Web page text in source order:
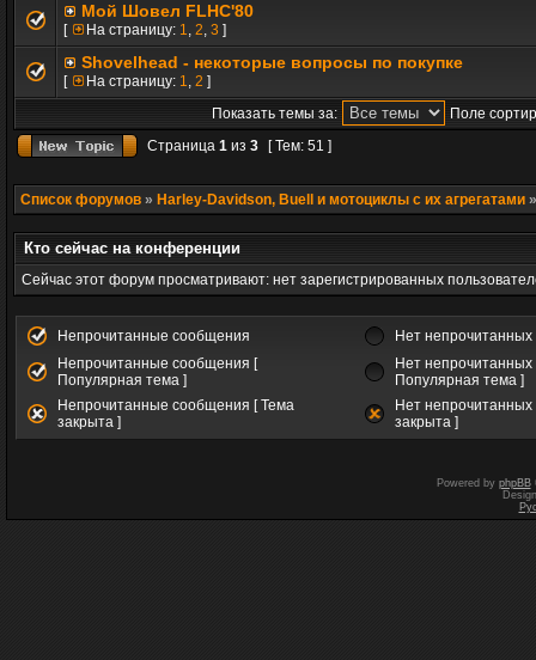
Мой Шовел FLHC'80
[ На страницу: 1, 2, 3 ]
Shovelhead - некоторые вопросы по покупке
[ На страницу: 1, 2 ]
Показать темы за:
Поле
Страница 1 из 3 [ Тем: 51 ]
Список форумов » Harley-Davidson, Buell и мотоциклы с их агрегатами
Кто сейчас на конференции
Сейчас этот форум просматривают: нет зарегистрированных
Непрочитанные сообщения
Нет
Непрочитанные сообщения [
Популярная тема ]
Нет
Популярная тема ]
Непрочитанные сообщения [ Тема
закрыта ]
Нет
закрыта ]
Powered by phpBB